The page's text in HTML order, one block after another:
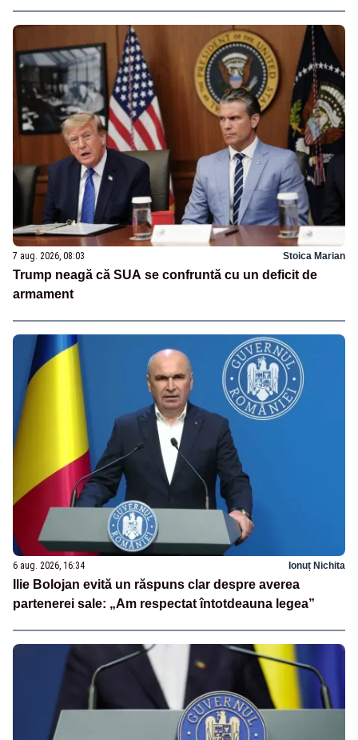
7 aug. 2026, 08:03 Stoica Marian
Trump neagă că SUA se confruntă cu un deficit de
armament
6 aug. 2026, 16:34 Ionuț Nichita
Ilie Bolojan evită un răspuns clar despre averea
partenerei sale: „Am respectat întotdeauna legea”